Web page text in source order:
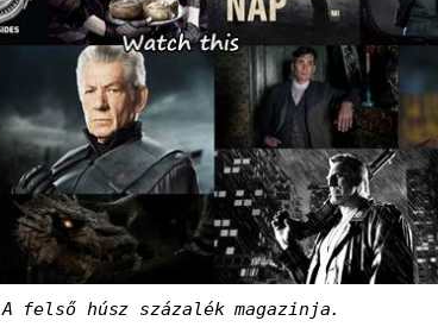
A felső húsz százalék magazinja.